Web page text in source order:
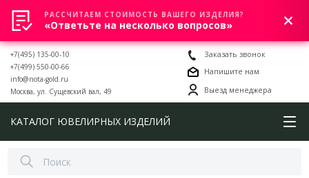
0
+7(495) 135-00-10
+7(499) 550-00-66
info@nota-gold.ru
Москва, ул. Сущевский вал, 49
Заказать звонок
Напишите нам
Выезд менеджера
КАТАЛОГ ЮВЕЛИРНЫХ ИЗДЕЛИЙ
РАССЧИТАЕМ СТОИМОСТЬ ВАШЕГО ИЗДЕЛИЯ?
«Ответьте на несколько вопросов»